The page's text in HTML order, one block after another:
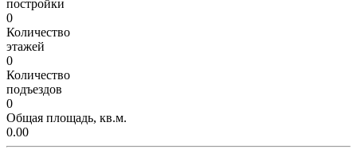
постройки
0
Количество
этажей
0
Количество
подъездов
0
Общая площадь, кв.м.
0.00